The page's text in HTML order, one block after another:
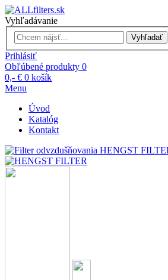
Vyhľadávanie
Vyhľadať
Prihlásiť
Obľúbené produkty 0
0,- € 0 košík
Menu
Úvod
Katalóg
Kontakt